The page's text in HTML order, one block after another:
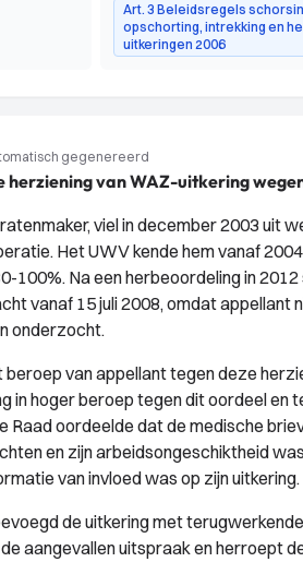
Art. 3 Beleidsregels
opschorting, intrekking en
uitkeringen 2006
gegenereerd
van WAZ-uitkering
viel in december 2003 uit
Het UWV kende hem vanaf
100%. Na een herbeoordeling in
vanaf 15 juli 2008, omdat appellant
onderzocht.
van appellant tegen deze
in hoger beroep tegen dit oordeel en
Raad oordeelde dat de medische
en zijn arbeidsongeschiktheid
van invloed was op zijn uitkering.
de uitkering met
aangevallen uitspraak en herroept